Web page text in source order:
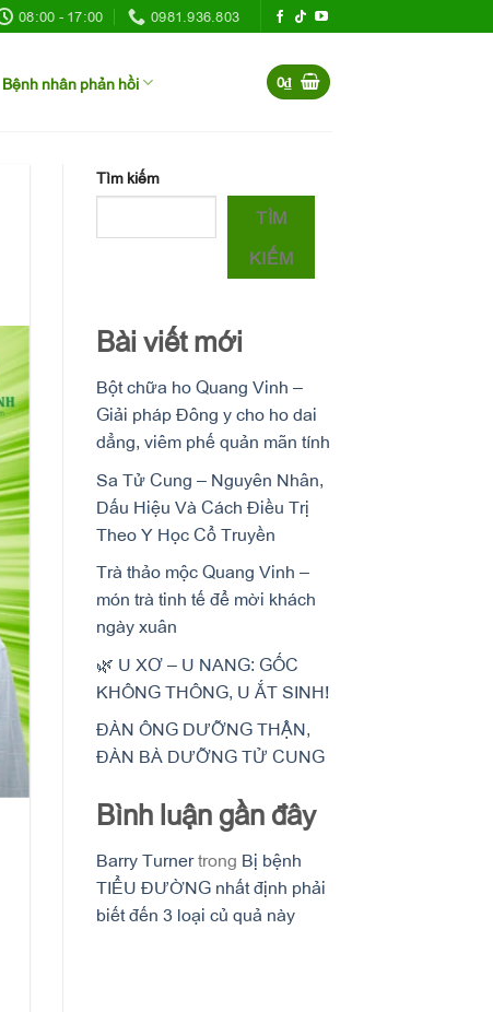
08:00 - 17:00 0981.936.803
Bệnh nhân phản hồi 0₫
Tìm kiếm
TÌM
KIẾM
Bài viết mới
Bột chữa ho Quang Vinh –
Giải pháp Đông y cho ho dai
dẳng, viêm phế quản mãn tính
Sa Tử Cung – Nguyên Nhân,
Dấu Hiệu Và Cách Điều Trị
Theo Y Học Cổ Truyền
Trà thảo mộc Quang Vinh –
món trà tinh tế để mời khách
ngày xuân
🌿 U XƠ – U NANG: GỐC
KHÔNG THÔNG, U ẮT SINH!
ĐÀN ÔNG DƯỠNG THẬN,
ĐÀN BÀ DƯỠNG TỬ CUNG
Bình luận gần đây
Barry Turnertrong Bị bệnh
TIỂU ĐƯỜNG nhất định phải
biết đến 3 loại củ quả này